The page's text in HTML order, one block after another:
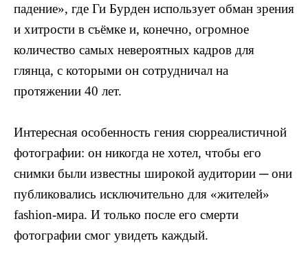
падение», где Ги Бурден использует обман зрения
и хитрости в съёмке и, конечно, огромное
количество самых невероятных кадров для
глянца, с которыми он сотрудничал на
протяжении 40 лет.
Интересная особенность гения сюрреалистичной
фотографии: он никогда не хотел, чтобы его
снимки были известны широкой аудитории ─ они
публиковались исключительно для «жителей»
fashion-мира. И только после его смерти
фотографии смог увидеть каждый.